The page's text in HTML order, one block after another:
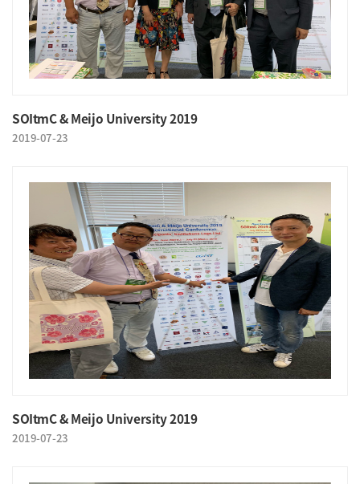
SOItmC & Meijo University 2019
2019-07-23
SOItmC & Meijo University 2019
2019-07-23